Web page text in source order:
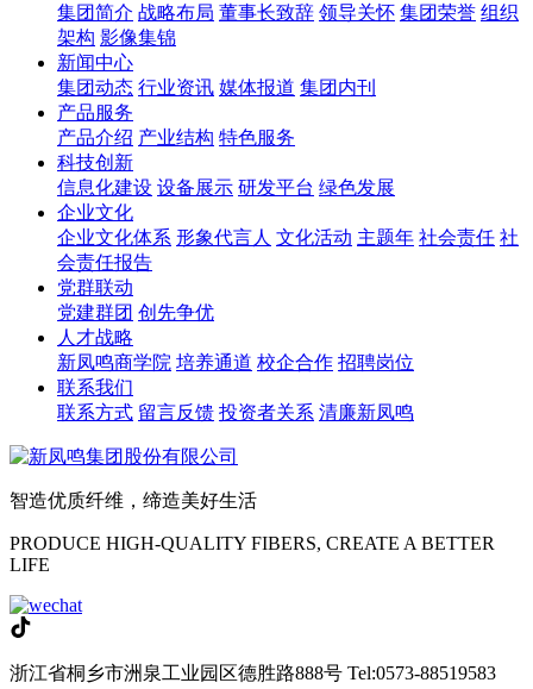
集团简介 战略布局 董事长致辞 领导关怀 集团荣誉 组织
架构 影像集锦
新闻中心
集团动态 行业资讯 媒体报道 集团内刊
产品服务
产品介绍 产业结构 特色服务
科技创新
信息化建设 设备展示 研发平台 绿色发展
企业文化
企业文化体系 形象代言人 文化活动 主题年 社会责任 社
会责任报告
党群联动
党建群团 创先争优
人才战略
新凤鸣商学院 培养通道 校企合作 招聘岗位
联系我们
联系方式 留言反馈 投资者关系 清廉新凤鸣
智造优质纤维，缔造美好生活
PRODUCE HIGH-QUALITY FIBERS, CREATE A BETTER
LIFE
浙江省桐乡市洲泉工业园区德胜路888号 Tel:0573-88519583